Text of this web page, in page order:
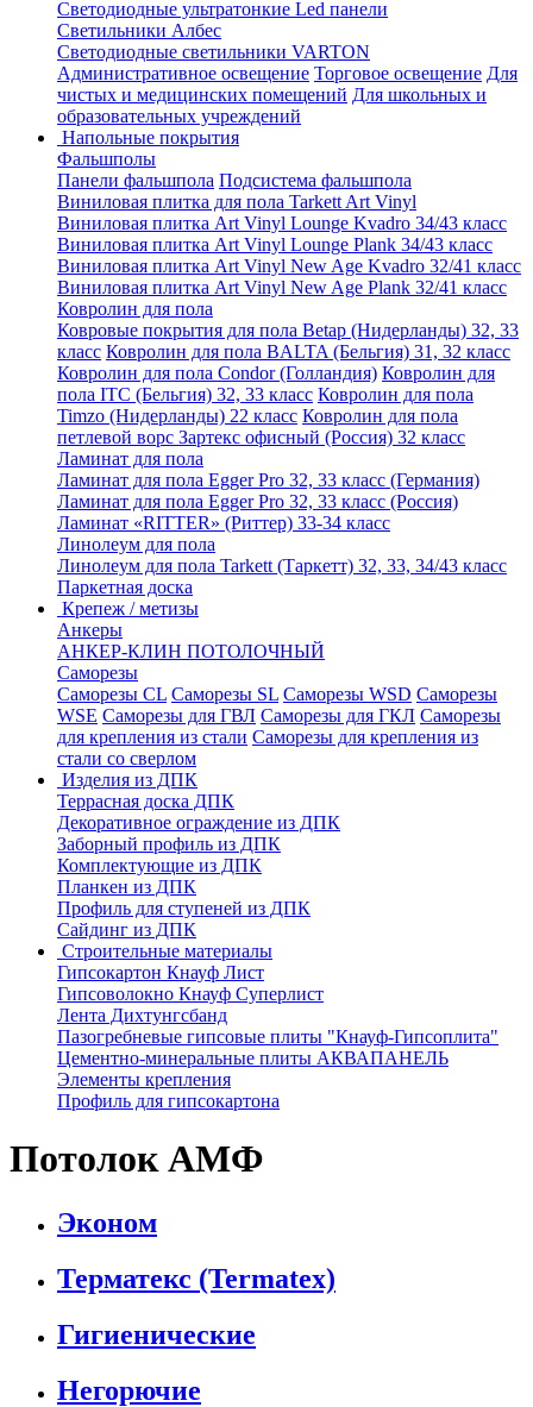
Светодиодные ультратонкие Led панели
Светильники Албес
Светодиодные светильники VARTON
Административное освещение Торговое освещение Для
чистых и медицинских помещений Для школьных и
образовательных учреждений
Напольные покрытия
Фальшполы
Панели фальшпола Подсистема фальшпола
Виниловая плитка для пола Tarkett Art Vinyl
Виниловая плитка Art Vinyl Lounge Kvadro 34/43 класс
Виниловая плитка Art Vinyl Lounge Plank 34/43 класс
Виниловая плитка Art Vinyl New Age Kvadro 32/41 класс
Виниловая плитка Art Vinyl New Age Plank 32/41 класс
Ковролин для пола
Ковровые покрытия для пола Betap (Нидерланды) 32, 33
класс Ковролин для пола BALTA (Бельгия) 31, 32 класс
Ковролин для пола Condor (Голландия) Ковролин для
пола ITC (Бельгия) 32, 33 класс Ковролин для пола
Timzo (Нидерланды) 22 класс Ковролин для пола
петлевой ворс Зартекс офисный (Россия) 32 класс
Ламинат для пола
Ламинат для пола Egger Pro 32, 33 класс (Германия)
Ламинат для пола Egger Pro 32, 33 класс (Россия)
Ламинат «RITTER» (Риттер) 33-34 класс
Линолеум для пола
Линолеум для пола Tarkett (Таркетт) 32, 33, 34/43 класс
Паркетная доска
Крепеж / метизы
Анкеры
АНКЕР-КЛИН ПОТОЛОЧНЫЙ
Саморезы
Саморезы CL Саморезы SL Саморезы WSD Саморезы
WSE Саморезы для ГВЛ Саморезы для ГКЛ Саморезы
для крепления из стали Саморезы для крепления из
стали со сверлом
Изделия из ДПК
Террасная доска ДПК
Декоративное ограждение из ДПК
Заборный профиль из ДПК
Комплектующие из ДПК
Планкен из ДПК
Профиль для ступеней из ДПК
Сайдинг из ДПК
Строительные материалы
Гипсокартон Кнауф Лист
Гипсоволокно Кнауф Суперлист
Лента Дихтунгсбанд
Пазогребневые гипсовые плиты "Кнауф-Гипсоплита"
Цементно-минеральные плиты АКВАПАНЕЛЬ
Элементы крепления
Профиль для гипсокартона
Потолок АМФ
Эконом
Терматекс (Termatex)
Гигиенические
Негорючие